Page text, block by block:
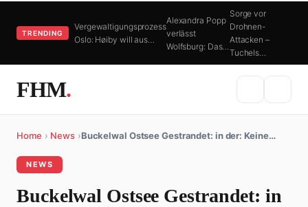
TRENDING
Vergewaltigungsprozess
Oslo: Høiby will aus…
Alexandra Popp
verlässt
Wolfsburg: Das…
Sorge vor
Drohnen-
Attacken –
Tuchels…
FHM.
Home › News ›Buckelwal Ostsee Gestrandet: in der: Keine…
NEWS
Buckelwal Ostsee Gestrandet: in